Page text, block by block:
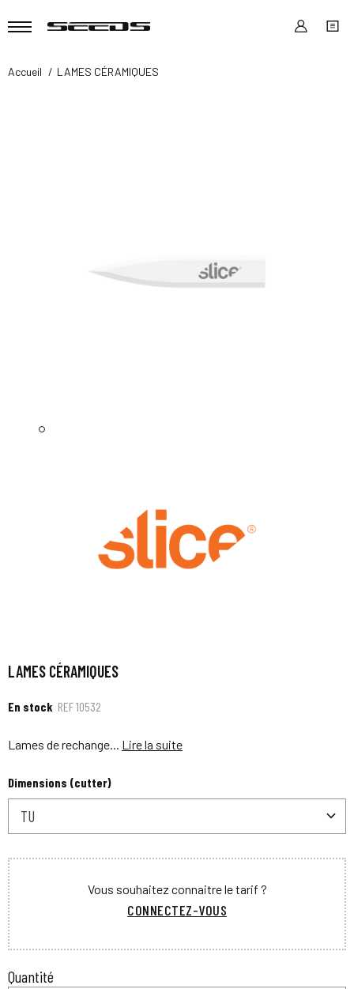
Accueil LAMES CÉRAMIQUES
LAMES CÉRAMIQUES
En stock REF10532
Lames de rechange... Lire la suite
Dimensions (cutter)
TU
Vous souhaitez connaitre le tarif ?
CONNECTEZ-VOUS
Quantité